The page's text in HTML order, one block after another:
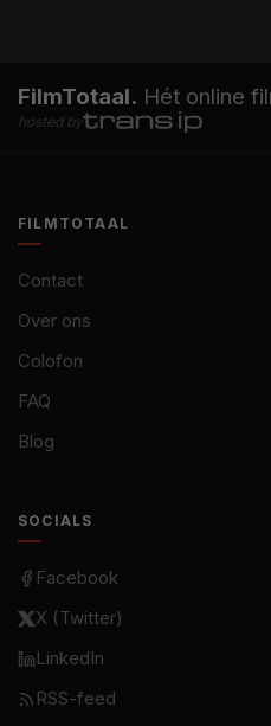
FilmTotaal. Hét online
hosted by
FILMTOTAAL
Contact
Over ons
Colofon
FAQ
Blog
SOCIALS
Facebook
X (Twitter)
LinkedIn
RSS-feed